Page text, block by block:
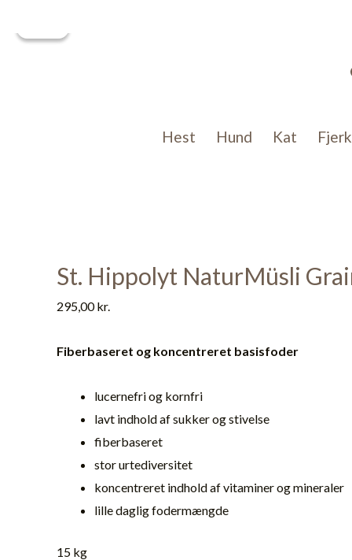
Hest Hund Kat
St. Hippolyt NaturMüsli
295,00kr.
Fiberbaseret og koncentreret basisfoder
lucernefri og kornfri
lavt indhold af sukker og stivelse
fiberbaseret
stor urtediversitet
koncentreret indhold af vitaminer og mineraler
lille daglig fodermængde
15 kg